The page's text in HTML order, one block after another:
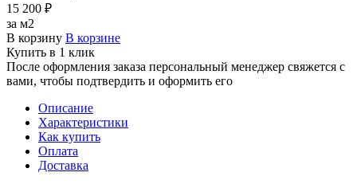
15 200 ₽
за м2
В корзину В корзине
Купить в 1 клик
После оформления заказа персональный менеджер свяжется с
вами, чтобы подтвердить и оформить его
Описание
Характеристики
Как купить
Оплата
Доставка